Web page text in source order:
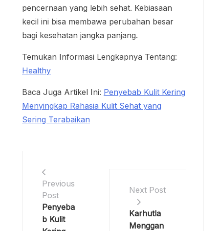
pencernaan yang lebih sehat. Kebiasaan
kecil ini bisa membawa perubahan besar
bagi kesehatan jangka panjang.
Temukan Informasi Lengkapnya Tentang:
Healthy
Baca Juga Artikel Ini: Penyebab Kulit Kering
Menyingkap Rahasia Kulit Sehat yang
Sering Terabaikan
Previous
Post
Penyeba
b Kulit
Next Post
Karhutla
Menggan